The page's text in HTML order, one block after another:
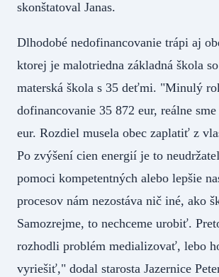
skonštatoval Janas.
Dlhodobé nedofinancovanie trápi aj
ktorej je malotriedna základná škola
materská škola s 35 deťmi. "Minulý
dofinancovanie 35 872 eur, reálne
eur. Rozdiel musela obec zaplatiť z
Po zvýšení cien energií je to
pomoci kompetentných alebo lepšie
procesov nám nezostáva nič iné, ako
Samozrejme, to nechceme urobiť.
rozhodli problém medializovať, lebo
vyriešiť," dodal starosta Jazernice